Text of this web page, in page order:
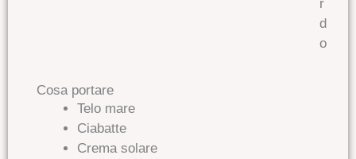
r
d
o
Cosa portare
Telo mare
Ciabatte
Crema solare